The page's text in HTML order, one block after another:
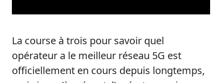
La course à trois pour savoir quel
opérateur a le meilleur réseau 5G est
officiellement en cours depuis longtemps,